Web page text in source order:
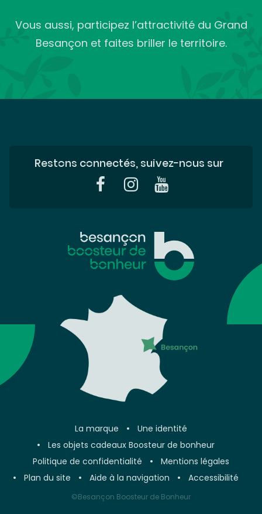
Vous aussi, participez l’attractivité du Grand
Besançon et faites briller le territoire.
Restons connectés, suivez-nous sur
La marque
Une identité
Les objets cadeaux Boosteur de bonheur
Politique de confidentialité
Mentions légales
Plan du site
Aide à la navigation Accessibilité
©Besançon Boosteur de Bonheur